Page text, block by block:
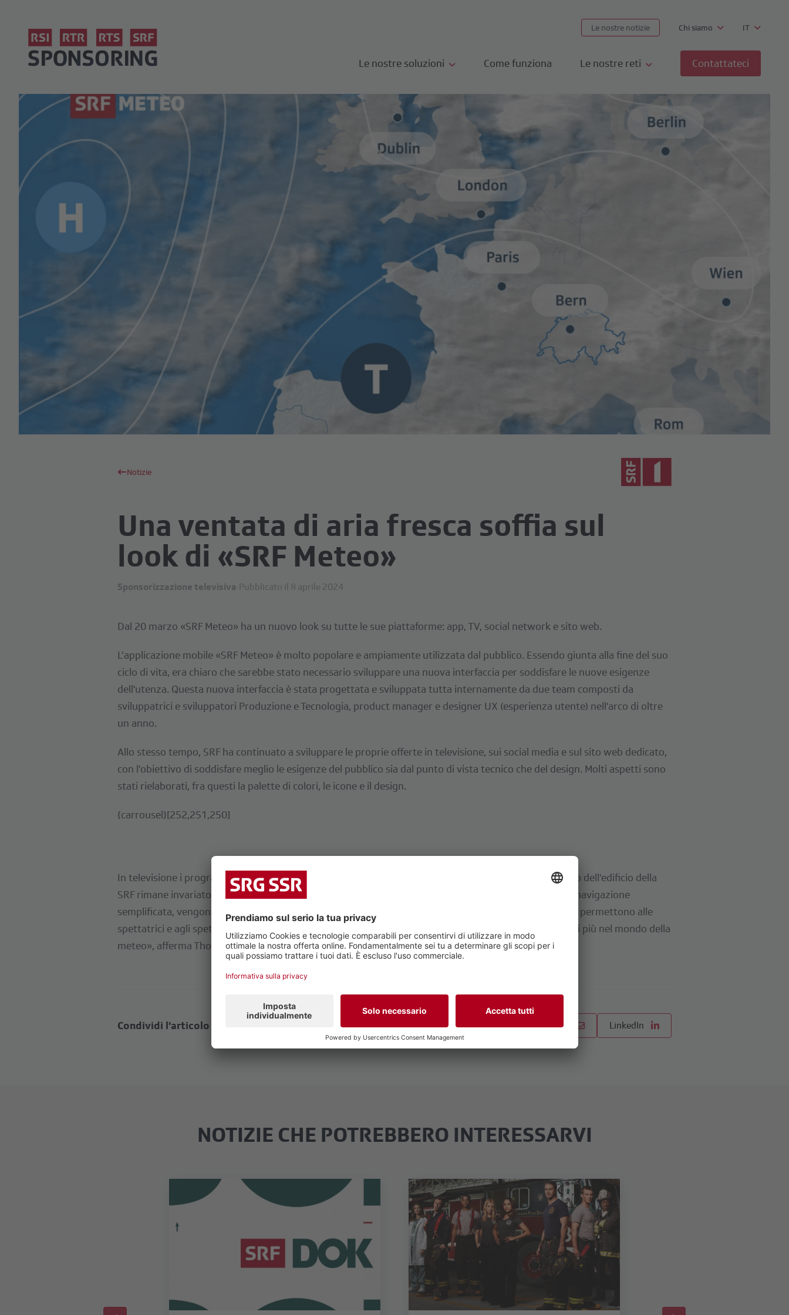
Le nostre notizie Chi siamo IT
Le nostre soluzioni Come funziona Le nostre reti Contattateci
Notizie
Una ventata di aria fresca soffia sul
look di «SRF Meteo»
Sponsorizzazione televisiva·Pubblicato il 8 aprile 2024
Dal 20 marzo «SRF Meteo» ha un nuovo look su tutte le sue piattaforme: app, TV, social network e sito web.
L’applicazione mobile «SRF Meteo» è molto popolare e ampiamente utilizzata dal pubblico. Essendo giunta alla fine del suo
ciclo di vita, era chiaro che sarebbe stato necessario sviluppare una nuova interfaccia per soddisfare le nuove esigenze
dell'utenza. Questa nuova interfaccia è stata progettata e sviluppata tutta internamente da due team composti da
sviluppatrici e sviluppatori Produzione e Tecnologia, product manager e designer UX (esperienza utente) nell'arco di oltre
un anno.
Allo stesso tempo, SRF ha continuato a sviluppare le proprie offerte in televisione, sui social media e sul sito web dedicato,
con l'obiettivo di soddisfare meglio le esigenze del pubblico sia dal punto di vista tecnico che del design. Molti aspetti sono
stati rielaborati, fra questi la palette di colori, le icone e il design.
{carrousel}[252,251,250]
In televisione i programmi hanno ora nuovi titoli di testa e di coda. Il set di produzione situato sul tetto dell'edificio della
SRF rimane invariato. «Siamo lieti di presentare i nostri contenuti in un design moderno. Grazie a una navigazione
semplificata, vengono messi in risalto articoli con foto e video del nostro pubblico. I cambiamenti visivi permettono alle
spettatrici e agli spettatori, alle ascoltatrici e agli ascoltatori, nonché all'utenza di immergersi ancora di più nel mondo della
meteo», afferma Thomas Bucheli, caporedattore della meteo di SRF.
Condividi l'articolo E-Mail LinkedIn
NOTIZIE CHE POTREBBERO INTERESSARVI